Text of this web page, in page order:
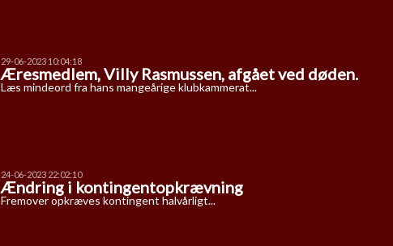
29-06-2023 10:04:18
Æresmedlem, Villy Rasmussen, afgået ved døden.
Læs mindeord fra hans mangeårige klubkammerat...
24-06-2023 22:02:10
Ændring i kontingentopkrævning
Fremover opkræves kontingent halvårligt...